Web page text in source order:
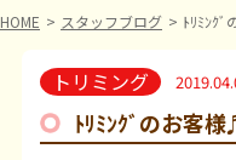
HOME スタッフブログ ﾄﾘﾐﾝｸﾞ
トリミング
ﾄﾘﾐﾝｸﾞのお客